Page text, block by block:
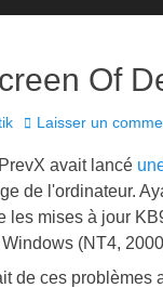
Of
Laisser un
avait lancé
de l'ordinateur.
les mises à jour
(NT4,
de ces